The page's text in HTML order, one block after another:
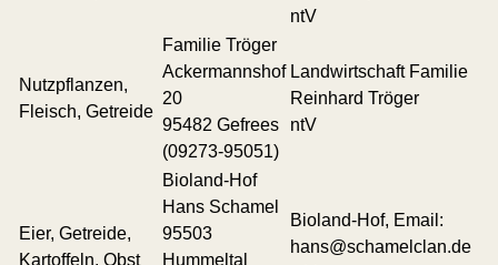
ntV
Nutzpflanzen,
Fleisch, Getreide
Familie Tröger
Ackermannshof
20
95482 Gefrees
(09273-95051)
Landwirtschaft Familie
Reinhard Tröger
ntV
Eier, Getreide,
Kartoffeln, Obst
Bioland-Hof
Hans Schamel
95503
Hummeltal
Bioland-Hof, Email:
hans@schamelclan.de